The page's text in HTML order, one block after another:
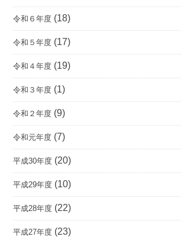
令和６年度 (18)
令和５年度 (17)
令和４年度 (19)
令和３年度 (1)
令和２年度 (9)
令和元年度 (7)
平成30年度 (20)
平成29年度 (10)
平成28年度 (22)
平成27年度 (23)